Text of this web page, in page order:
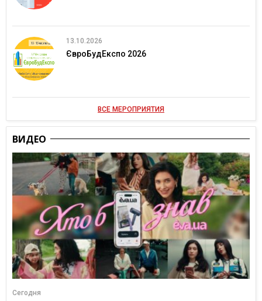
13.10.2026
ЄвроБудЕкспо 2026
ВСЕ МЕРОПРИЯТИЯ
ВИДЕО
Сегодня